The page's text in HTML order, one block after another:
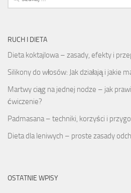
RUCH I DIETA
Dieta koktajlowa – zasady, efekty i
Silikony do włosów: Jak działają i jakie
Martwy ciąg na jednej nodze – jak
ćwiczenie?
Padmasana – techniki, korzyści i
Dieta dla leniwych – proste zasady
OSTATNIE WPISY